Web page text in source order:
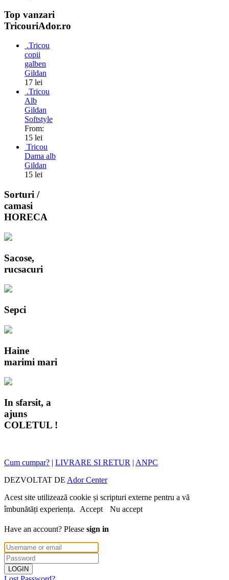
Top vanzari
TricouriAdor.ro
.Tricou
copii
galben
Gildan
17 lei
.Tricou
Alb
Gildan
Softstyle
From:
15 lei
Tricou
Dama alb
Gildan
15 lei
Sorturi /
camasi
HORECA
Sacose,
rucsacuri
Sepci
Haine
marimi mari
In sfarsit, a
ajuns
COLETUL !
Cum cumpar? | LIVRARE SI RETUR | ANPC
DEZVOLTAT DE Ador Center
Acest site utilizează cookie și scripturi externe pentru a vă
îmbunătăți experiența.
Accept Nu accept
Have an account? Please sign in